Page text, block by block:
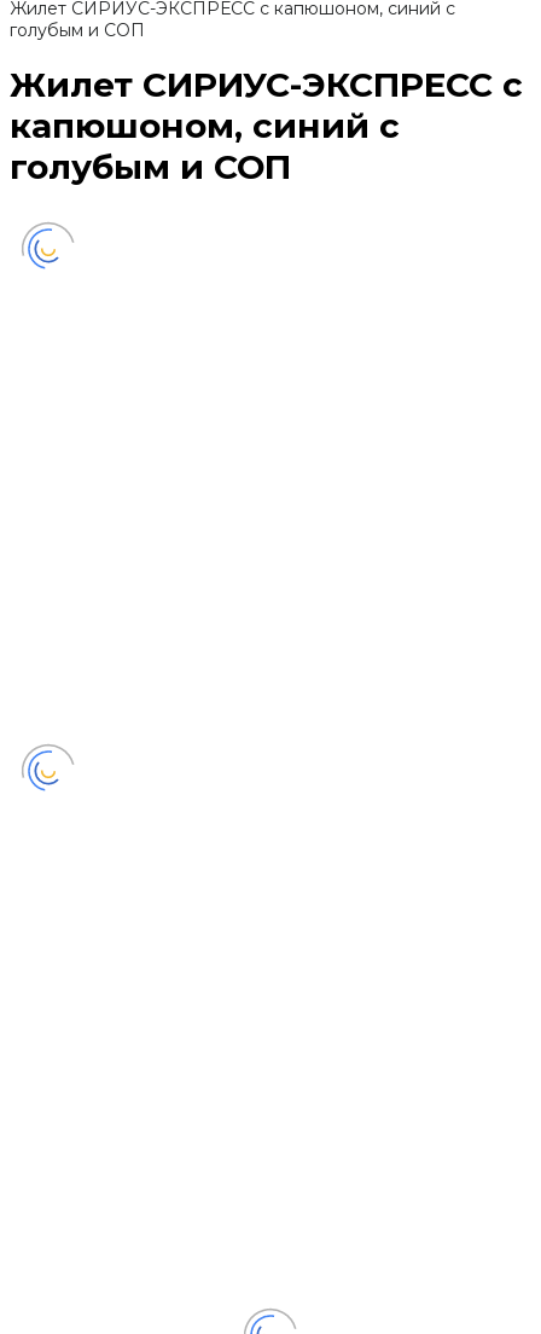
Жилет СИРИУС-ЭКСПРЕСС с капюшоном, синий с
голубым и СОП
Жилет СИРИУС-ЭКСПРЕСС с
капюшоном, синий с
голубым и СОП